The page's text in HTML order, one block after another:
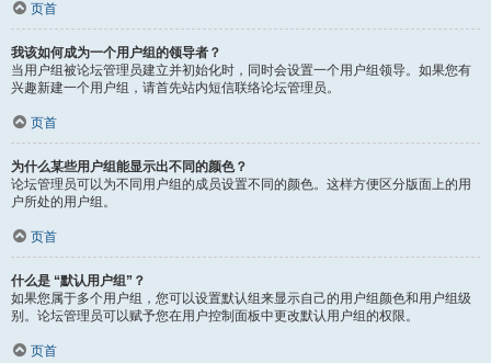
页首
我该如何成为一个用户组的领导者？
当用户组被论坛管理员建立并初始化时，同时会设置一个用户组领导。如果您有
兴趣新建一个用户组，请首先站内短信联络论坛管理员。
页首
为什么某些用户组能显示出不同的颜色？
论坛管理员可以为不同用户组的成员设置不同的颜色。这样方便区分版面上的用
户所处的用户组。
页首
什么是 “默认用户组”？
如果您属于多个用户组，您可以设置默认组来显示自己的用户组颜色和用户组级
别。论坛管理员可以赋予您在用户控制面板中更改默认用户组的权限。
页首